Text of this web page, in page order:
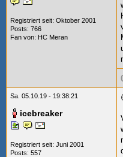
Registriert seit: Oktober 2001
Posts: 766
Fan von: HC Meran
Sa. 05.10.19 - 19:38:21
icebreaker
Registriert seit: Juni 2001
Posts: 557